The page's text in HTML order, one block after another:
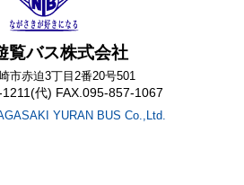
覧バス株式会社
市赤迫3丁目2番20号501
代) FAX.095-857-1067
YURAN BUS Co.,Ltd.